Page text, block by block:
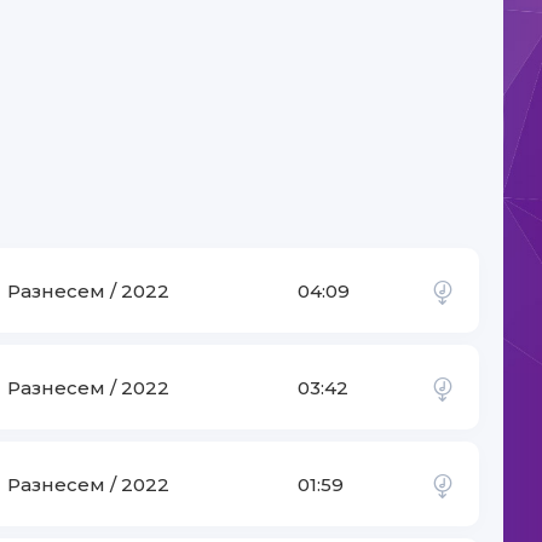
-Nazənin & Orxan Lökbatanlı
Разнесем / 2022 04:09
Разнесем / 2022 03:42
Разнесем / 2022 01:59